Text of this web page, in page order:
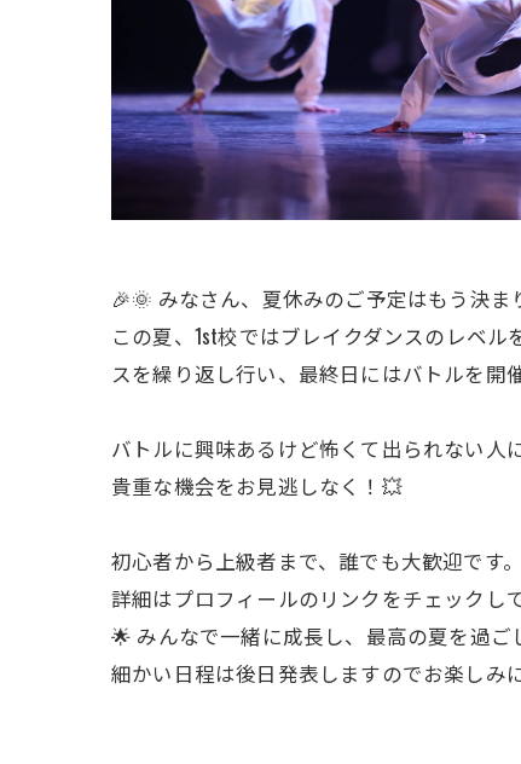
🎉🌞 みなさん、夏休みのご予定はもう決ま
この夏、1st校ではブレイクダンスのレベ
スを繰り返し行い、最終日にはバトルを開
バトルに興味あるけど怖くて出られない人
貴重な機会をお見逃しなく！💥
初心者から上級者まで、誰でも大歓迎です
詳細はプロフィールのリンクをチェックし
🌟 みんなで一緒に成長し、最高の夏を過ご
細かい日程は後日発表しますのでお楽しみ